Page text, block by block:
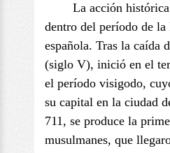
La acción
dentro del período de la
española. Tras la caída
(siglo V), inició en el
el período visigodo,
su capital en la ciudad
711, se produce la
musulmanes, que